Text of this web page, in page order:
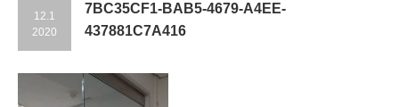
12.1
2020
7BC35CF1-BAB5-4679-A4EE-
437881C7A416